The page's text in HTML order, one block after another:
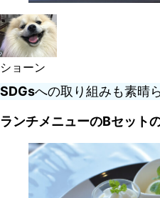
ショーン
SDGsへの取り組みも素晴
ランチメニューのBセット